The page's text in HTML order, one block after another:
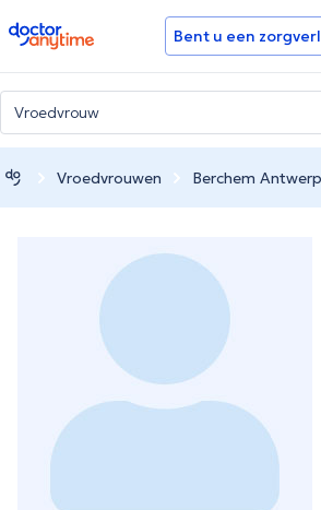
doctoranytime Bent u een
Vroedvrouwen Berchem